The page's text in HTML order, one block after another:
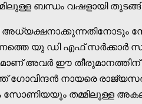
ബന്ധം വഷളായി
അധ്യക്ഷനാക്കുന്നതിനോടും
യു ഡി എഫ് സർക്കാർ
അവർ ഈ തീരുമാനത്തിന്
നായരെ
തമ്മിലുള്ള അകലം